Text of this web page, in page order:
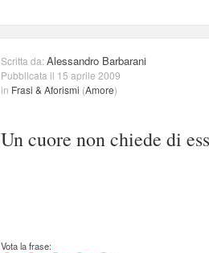
Scritta da:Alessandro Barbarani
Pubblicata il 15 aprile 2009
in Frasi & Aforismi (Amore)
Un cuore non chiede di
Vota la frase: